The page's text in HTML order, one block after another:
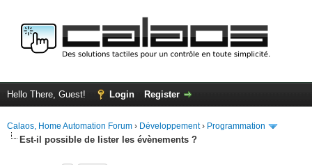
Hello There, Guest! Login Register
Calaos, Home Automation Forum › Développement› Programmation
Est-il possible de lister les évènements ?